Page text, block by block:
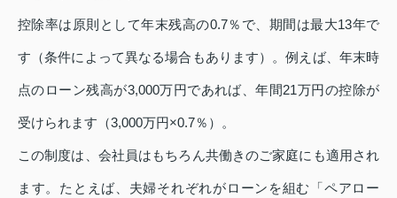
控除率は原則として年末残高の0.7％で、期間は最大13年で
す（条件によって異なる場合もあります）。例えば、年末時
点のローン残高が3,000万円であれば、年間21万円の控除が
受けられます（3,000万円×0.7％）。
この制度は、会社員はもちろん共働きのご家庭にも適用され
ます。たとえば、夫婦それぞれがローンを組む「ペアロー